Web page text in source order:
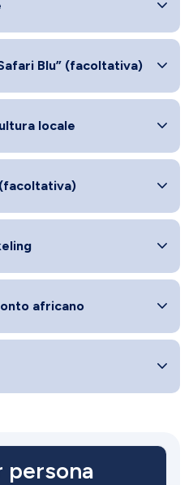
Blu” (facoltativa)
locale
africano
persona